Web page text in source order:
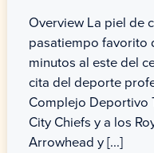
Overview La piel de
pasatiempo favorito
minutos al este del
cita del deporte
Complejo Deportivo
City Chiefs y a los
Arrowhead y [...]